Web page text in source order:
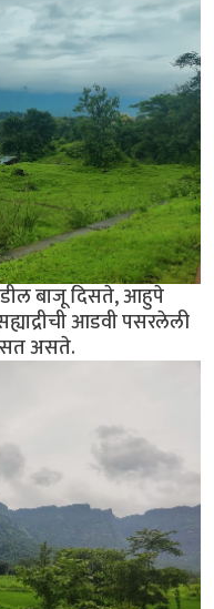
बाजू दिसते, आहुपे
आडवी पसरलेली
असते.